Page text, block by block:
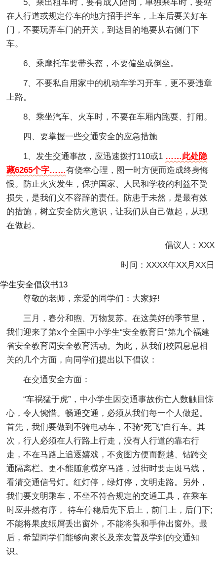
5、乘出租车时，要有成人陪同，单独乘车时，要站
在人行道或规定停车的地方招手拦车，上车后要关好车
门，不要玩弄车门的开关，到达目的地要从右侧门下
车。
6、乘摩托车要带头盔，不要偏坐或倒坐。
7、不要私自用家中的机动车学习开车，更不要违章
上路。
8、乘坐汽车、火车时，不要在车厢内跑耍、打闹。
四、要掌握一些交通安全的应急措施
1、发生交通事故，应迅速拨打110或1 ……此处隐
藏6265个字……有侥幸心理，图一时方便而造成终身悔
恨。防止火灾发生，保护国家、人民和学校的利益不受
损失，是我们义不容辞的责任。防患于未然，是最有效
的措施，树立安全防火意识，让我们从自己做起，从现
在做起。
倡议人：XXX
时间：XXXX年XX月XX日
学生安全倡议书13
尊敬的老师，亲爱的同学们：大家好!
三月，春分和煦、万物复苏。在这美好的季节里，
我们迎来了第x个全国中小学生“安全教育日”第九个福建
省安全教育周安全教育活动。为此，从我们校园息息相
关的几个方面，向同学们提出以下倡议：
在交通安全方面：
“车祸猛于虎”，中小学生因交通事故伤亡人数触目惊
心，令人惋惜。畅通交通，必须从我们每一个人做起。
首先，我们要做到不骑电动车，不骑“死飞”自行车。其
次，行人必须在人行路上行走，没有人行道的靠右行
走，不在马路上追逐嬉戏，不贪图方便而翻越、钻跨交
通隔离栏。更不能随意横穿马路，过街时要走斑马线，
看清交通信号灯。红灯停，绿灯停，文明走路。另外，
我们要文明乘车，不坐不符合规定的交通工具，在乘车
时应井然有序， 待车停稳后先下后上，前门上，后门下;
不能将果皮纸屑丢出窗外，不能将头和手伸出窗外。最
后，希望同学们能够向家长及亲友普及学到的交通知
识。